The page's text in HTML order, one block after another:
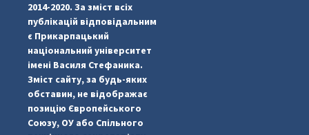
#PipIvanToday
2014-2020. За зміст всіх
публікацій відповідальним
є Прикарпацький
національний університет
імені Василя Стефаника.
Зміст сайту, за будь-яких
обставин, не відображає
позицію Європейського
Союзу, ОУ або Спільного